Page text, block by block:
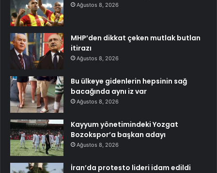
Ağustos 8, 2026
MHP’den dikkat çeken mutlak butlan
itirazı
Ağustos 8, 2026
Bu ülkeye gidenlerin hepsinin sağ
bacağında aynı iz var
Ağustos 8, 2026
Kayyum yönetimindeki Yozgat
Bozokspor’a başkan adayı
Ağustos 8, 2026
İran’da protesto lideri idam edildi